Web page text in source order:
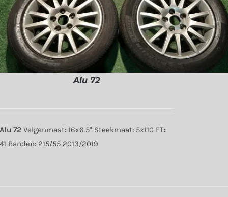
Alu 72
Alu 72 Velgenmaat: 16x6.5" Steekmaat: 5x110 ET:
41 Banden: 215/55 2013/2019